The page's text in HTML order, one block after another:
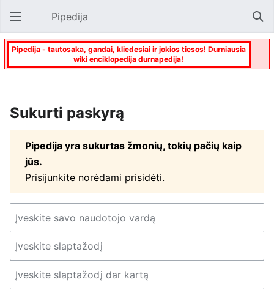
Atverti pagrindinį meniu Pipedija
Pipedija - tautosaka, gandai, kliedesiai ir jokios tiesos! Durniausia
wiki enciklopedija durnapedija!
Sukurti paskyrą
Pipedija yra sukurtas žmonių, tokių pačių kaip
jūs.
Prisijunkite norėdami prisidėti.